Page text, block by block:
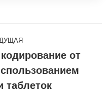
от
таблеток